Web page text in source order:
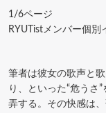
1/6ページ
RYUTistメンバー個別
筆者は彼女の歌声と
り、といった“危うさ
弄する。その快感は